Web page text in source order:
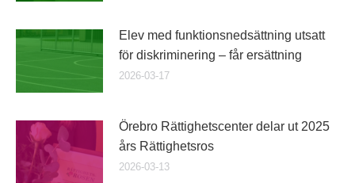
Elev med funktionsnedsättning utsatt
för diskriminering – får ersättning
2026-03-17
Örebro Rättighetscenter delar ut 2025
års Rättighetsros
2026-03-13